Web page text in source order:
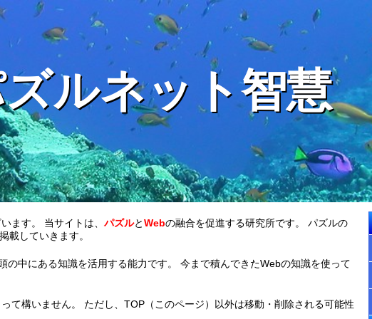
ルネット智慧
ます。 当サイトは、 パズルとWebの融合を促進する研究所です。 パズルの
載していきます。
の中にある知識を活用する能力です。 今まで積んできたWebの知識を使って
て構いません。 ただし、TOP（このページ）以外は移動・削除される可能性